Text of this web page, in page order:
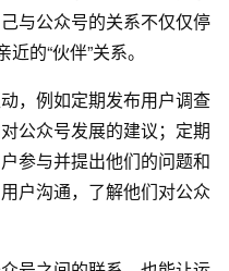
与公众号的关系不仅仅停
的“伙伴”关系。
，例如定期发布用户调查
公众号发展的建议；定期
参与并提出他们的问题和
户沟通，了解他们对公众